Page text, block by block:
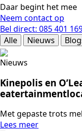
Daar begint het mee
Neem contact op
Bel direct: 085 401
Alle
Nieuws
Nieuws
Kinepolis en
Met gepaste trots
Lees meer